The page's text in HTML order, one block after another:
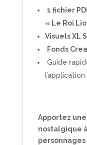
1 fichier
« Le Roi
Visuels XL
Fonds
Guide
l’application
Apportez
nostalgique
personnages